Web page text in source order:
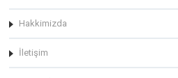
Hakkimizda
İletişim